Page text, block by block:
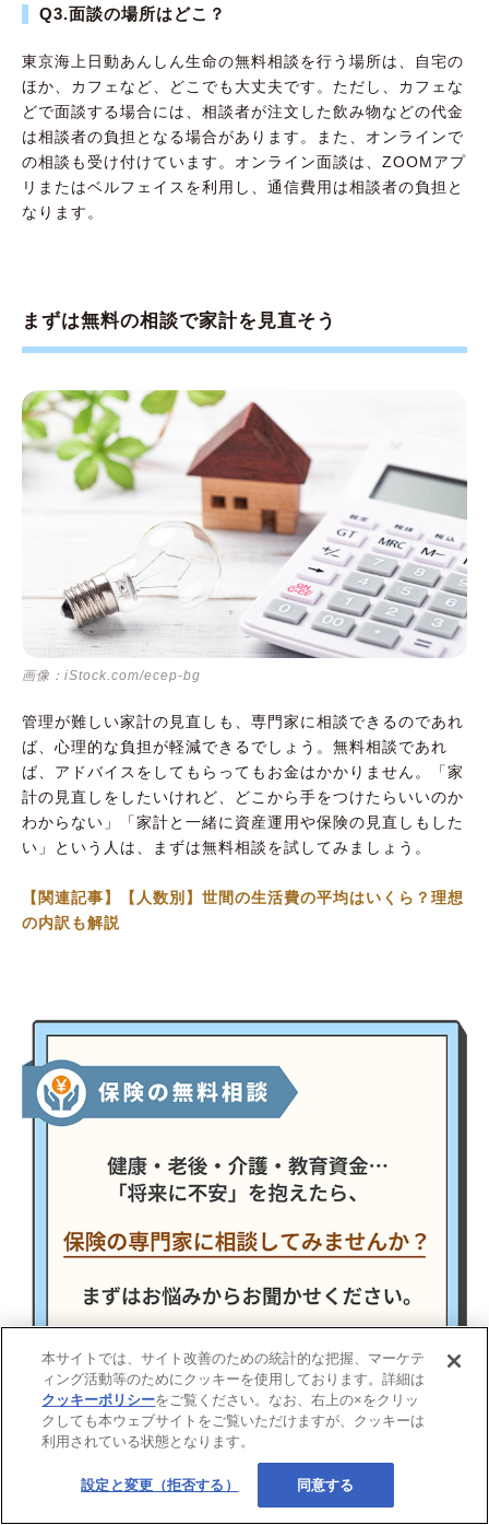
Q3.面談の場所はどこ？
東京海上日動あんしん生命の無料相談を行う場所は、自宅の
ほか、カフェなど、どこでも大丈夫です。ただし、カフェな
どで面談する場合には、相談者が注文した飲み物などの代金
は相談者の負担となる場合があります。また、オンラインで
の相談も受け付けています。オンライン面談は、ZOOMアプ
リまたはベルフェイスを利用し、通信費用は相談者の負担と
なります。
まずは無料の相談で家計を見直そう
画像：iStock.com/ecep-bg
管理が難しい家計の見直しも、専門家に相談できるのであれ
ば、心理的な負担が軽減できるでしょう。無料相談であれ
ば、アドバイスをしてもらってもお金はかかりません。「家
計の見直しをしたいけれど、どこから手をつけたらいいのか
わからない」「家計と一緒に資産運用や保険の見直しもした
い」という人は、まずは無料相談を試してみましょう。
【関連記事】【人数別】世間の生活費の平均はいくら？理想
の内訳も解説
本サイトでは、サイト改善のための統計的な把握、マーケテ
ィング活動等のためにクッキーを使用しております。詳細は
クッキーポリシーをご覧ください。なお、右上の×をクリッ
クしても本ウェブサイトをご覧いただけますが、クッキーは
利用されている状態となります。
設定と変更（拒否する） 同意する